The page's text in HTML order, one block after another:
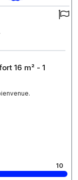
16 m² - 1
10